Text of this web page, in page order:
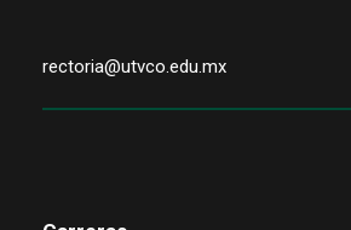
rectoria@utvco.edu.mx